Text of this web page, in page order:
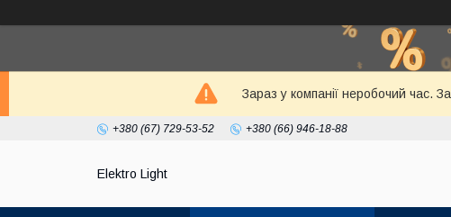
Зараз у компанії неробочий час.
+380 (67) 729-53-52 +380 (66) 946-18-88
Elektro Light